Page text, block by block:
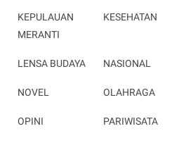
KEPULAUAN
MERANTI
KESEHATAN
LENSA BUDAYA NASIONAL
NOVEL OLAHRAGA
OPINI PARIWISATA